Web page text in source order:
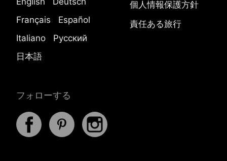
Français
Español
Italiano
Русский
日本語
フォローする
個人情報保護方針
責任ある旅行